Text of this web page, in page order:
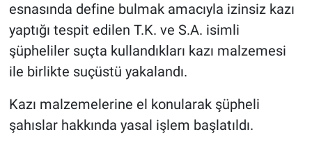
esnasında define bulmak amacıyla izinsiz kazı
yaptığı tespit edilen T.K. ve S.A. isimli
şüpheliler suçta kullandıkları kazı malzemesi
ile birlikte suçüstü yakalandı.
Kazı malzemelerine el konularak şüpheli
şahıslar hakkında yasal işlem başlatıldı.